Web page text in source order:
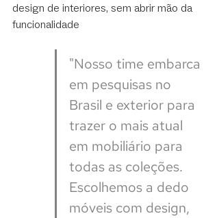
design de interiores, sem abrir mão da
funcionalidade
"Nosso time embarca
em pesquisas no
Brasil e exterior para
trazer o mais atual
em mobiliário para
todas as coleções.
Escolhemos a dedo
móveis com design,